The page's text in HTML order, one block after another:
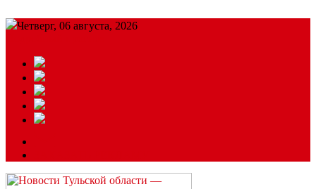
Четверг, 06 августа, 2026